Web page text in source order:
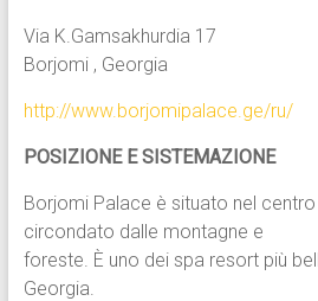
Via K.Gamsakhurdia 17
Borjomi , Georgia
http://www.borjomipalace.ge/ru/
POSIZIONE E SISTEMAZIONE
Borjomi Palace è situato nel
circondato dalle montagne e
foreste. È uno dei spa resort più
Georgia.